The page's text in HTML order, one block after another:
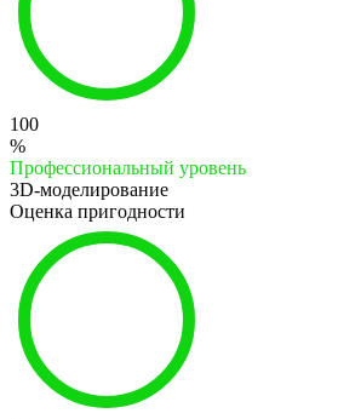
100
%
Профессиональный уровень
3D-моделирование
Оценка пригодности